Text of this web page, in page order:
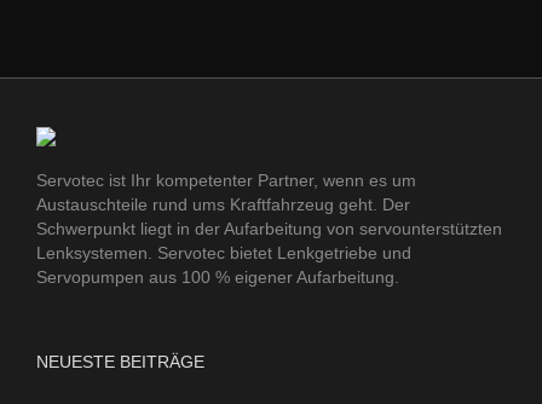
Servotec ist Ihr kompetenter Partner, wenn es um
Austauschteile rund ums Kraftfahrzeug geht. Der
Schwerpunkt liegt in der Aufarbeitung von servounterstützten
Lenksystemen. Servotec bietet Lenkgetriebe und
Servopumpen aus 100 % eigener Aufarbeitung.
NEUESTE BEITRÄGE